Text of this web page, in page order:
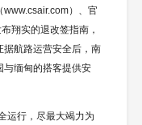
）、官
翔实的退改签指南，
据航路运营安全后，南
与缅甸的搭客提供安
运行，尽最大竭力为